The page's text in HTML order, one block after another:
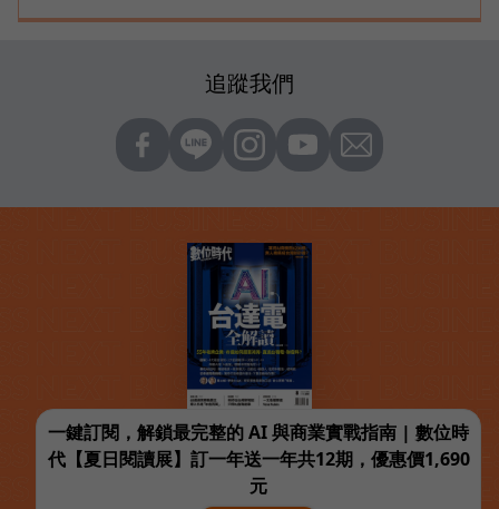
追蹤我們
一鍵訂閱，解鎖最完整的 AI 與商業實戰指南 | 數位時
代【夏日閱讀展】訂一年送一年共12期，優惠價1,690
元